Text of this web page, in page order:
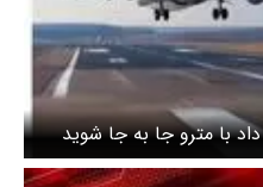
با مترو جا به جا شوید